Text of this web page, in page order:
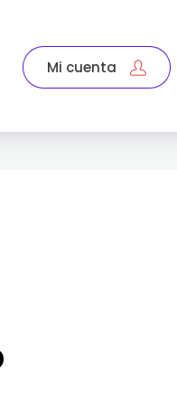
Mi cuenta